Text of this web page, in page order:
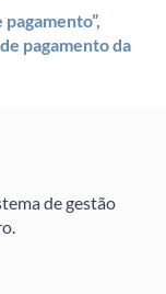
pagamento da
de gestão